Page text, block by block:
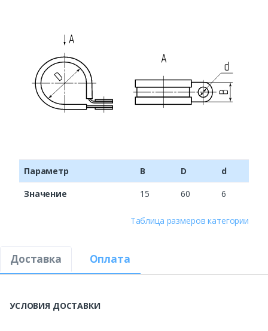
Параметр B D
d
Значение
15 60 6
Таблица размеров категории
Доставка Оплата
УСЛОВИЯ ДОСТАВКИ